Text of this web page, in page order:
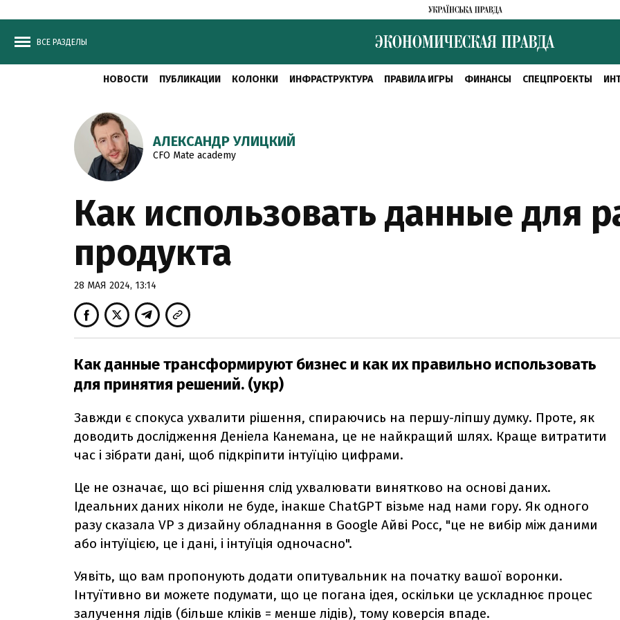
ВСЕ РАЗДЕЛЫ
НОВОСТИ ПУБЛИКАЦИИ КОЛОНКИ ИНФРАСТРУКТУРА ПРАВИЛА ИГРЫ ФИНАНСЫ СПЕЦПРОЕКТЫ
АЛЕКСАНДР УЛИЦКИЙ
СFO Mate academy
Как использовать данные для
продукта
28 МАЯ 2024, 13:14
Как данные трансформируют бизнес и как их правильно использовать
для принятия решений. (укр)
Завжди є спокуса ухвалити рішення, спираючись на першу-ліпшу думку. Проте, як
доводить дослідження Деніела Канемана, це не найкращий шлях. Краще витратити
час і зібрати дані, щоб підкріпити інтуїцію цифрами.
Це не означає, що всі рішення слід ухвалювати винятково на основі даних.
Ідеальних даних ніколи не буде, інакше ChatGPT візьме над нами гору. Як одного
разу сказала VP з дизайну обладнання в Google Айві Росс, "це не вибір між даними
або інтуїцією, це і дані, і інтуїція одночасно".
Уявіть, що вам пропонують додати опитувальник на початку вашої воронки.
Інтуїтивно ви можете подумати, що це погана ідея, оскільки це ускладнює процес
залучення лідів (більше кліків = менше лідів), тому коверсія впаде.